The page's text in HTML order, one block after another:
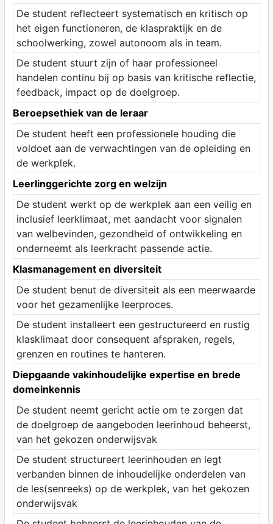
De student reflecteert systematisch en kritisch op
het eigen functioneren, de klaspraktijk en de
schoolwerking, zowel autonoom als in team.
De student stuurt zijn of haar professioneel
handelen continu bij op basis van kritische reflectie,
feedback, impact op de doelgroep.
Beroepsethiek van de leraar
De student heeft een professionele houding die
voldoet aan de verwachtingen van de opleiding en
de werkplek.
Leerlinggerichte zorg en welzijn
De student werkt op de werkplek aan een veilig en
inclusief leerklimaat, met aandacht voor signalen
van welbevinden, gezondheid of ontwikkeling en
onderneemt als leerkracht passende actie.
Klasmanagement en diversiteit
De student benut de diversiteit als een meerwaarde
voor het gezamenlijke leerproces.
De student installeert een gestructureerd en rustig
klasklimaat door consequent afspraken, regels,
grenzen en routines te hanteren.
Diepgaande vakinhoudelijke expertise en brede
domeinkennis
De student neemt gericht actie om te zorgen dat
de doelgroep de aangeboden leerinhoud beheerst,
van het gekozen onderwijsvak
De student structureert leerinhouden en legt
verbanden binnen de inhoudelijke onderdelen van
de les(senreeks) op de werkplek, van het gekozen
onderwijsvak